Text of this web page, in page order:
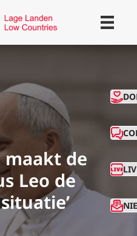
maakt de
Leo de